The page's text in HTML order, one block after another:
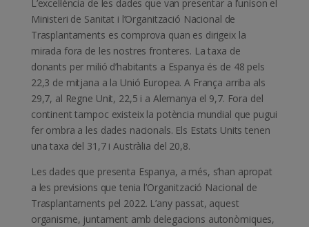
L’excel·lència de les dades que van presentar a l’uníson el
Ministeri de Sanitat i l’Organització Nacional de
Trasplantaments es comprova quan es dirigeix la
mirada fora de les nostres fronteres. La taxa de
donants per milió d’habitants a Espanya és de 48 pels
22,3 de mitjana a la Unió Europea. A França arriba als
29,7, al Regne Unit, 22,5 i a Alemanya el 9,7. Fora del
continent tampoc existeix la potència mundial que pugui
fer ombra a les dades nacionals. Els Estats Units tenen
una taxa del 31,7 i Austràlia del 20,8.
Les dades que presenta Espanya, a més, s’han apropat
a les previsions que tenia l’Organització Nacional de
Trasplantaments pel 2022. L’any passat, aquest
organisme, juntament amb delegacions autonòmiques,